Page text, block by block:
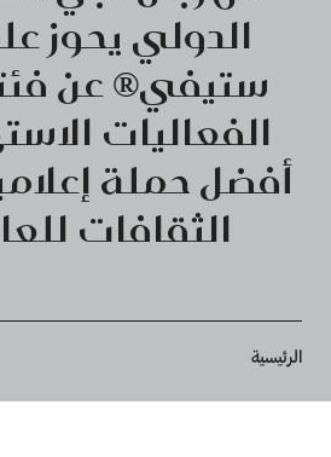
الدولي يحوز
ستيفي® عن
الفعاليات
أفضل حملة
الثقافات للعام
Breadcrumb
الرئيسية